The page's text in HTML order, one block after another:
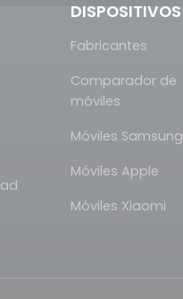
DISPOSITIVOS
Fabricantes
Comparador de
móviles
Móviles Samsung
Móviles Apple
Móviles Xiaomi